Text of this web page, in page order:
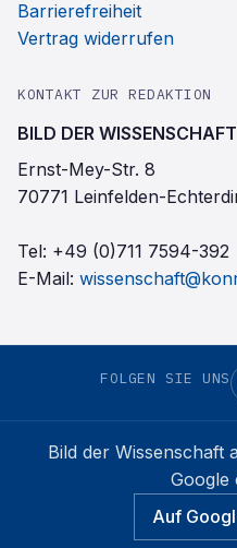
Barrierefreiheit
Vertrag widerrufen
KONTAKT ZUR REDAKTION
BILD DER WISSENSCHAFT
Ernst-Mey-Str. 8
70771 Leinfelden-
Tel: +49 (0)711 7594-392
E-Mail:
FOLGEN SIE UNS
Bild der Wissenschaft
Google
Auf